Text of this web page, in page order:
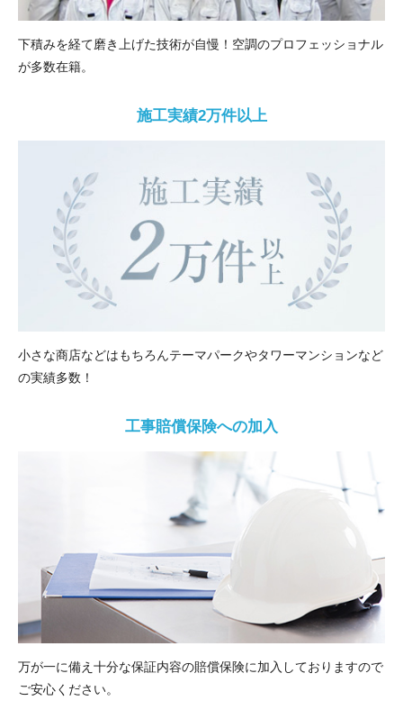
下積みを経て磨き上げた技術が自慢！空調のプロフェッショナル
が多数在籍。
施工実績2万件以上
小さな商店などはもちろんテーマパークやタワーマンションなど
の実績多数！
工事賠償保険への加入
万が一に備え十分な保証内容の賠償保険に加入しておりますので
ご安心ください。